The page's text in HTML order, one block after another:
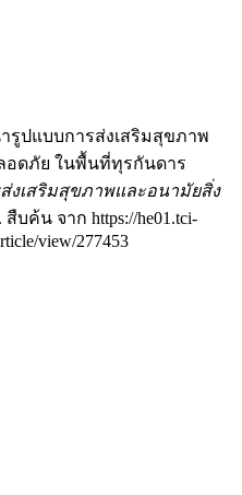
รูปแบบการส่งเสริมสุขภาพ
ดภัย ในพื้นที่ทุรกันดาร
งเสริมสุขภาพและอนามัยสิ่ง
สืบค้น จาก https://he01.tci-
view/277453